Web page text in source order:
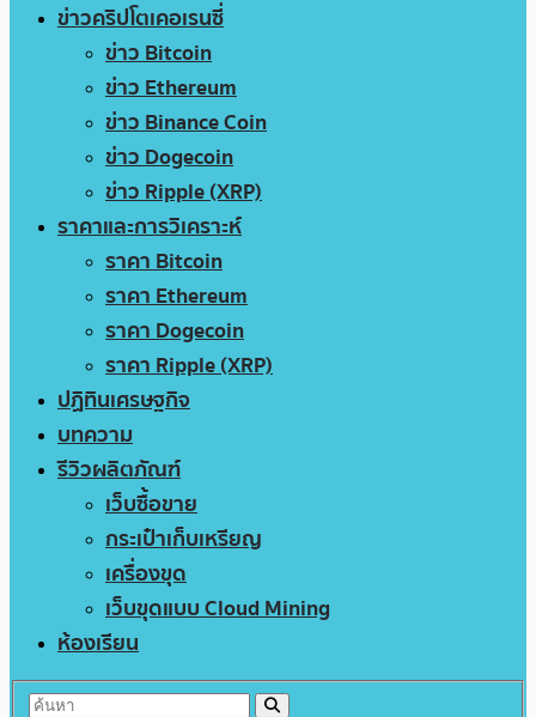
ข่าวคริปโตเคอเรนซี่
ข่าว Bitcoin
ข่าว Ethereum
ข่าว Binance Coin
ข่าว Dogecoin
ข่าว Ripple (XRP)
ราคาและการวิเคราะห์
ราคา Bitcoin
ราคา Ethereum
ราคา Dogecoin
ราคา Ripple (XRP)
ปฏิทินเศรษฐกิจ
บทความ
รีวิวผลิตภัณฑ์
เว็บซื้อขาย
กระเป๋าเก็บเหรียญ
เครื่องขุด
เว็บขุดแบบ Cloud Mining
ห้องเรียน